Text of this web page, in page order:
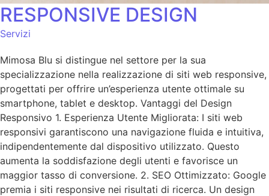
RESPONSIVE DESIGN
Servizi
Mimosa Blu si distingue nel settore per la sua
specializzazione nella realizzazione di siti web responsive,
progettati per offrire un’esperienza utente ottimale su
smartphone, tablet e desktop. Vantaggi del Design
Responsivo 1. Esperienza Utente Migliorata: I siti web
responsivi garantiscono una navigazione fluida e intuitiva,
indipendentemente dal dispositivo utilizzato. Questo
aumenta la soddisfazione degli utenti e favorisce un
maggior tasso di conversione. 2. SEO Ottimizzato: Google
premia i siti responsive nei risultati di ricerca. Un design